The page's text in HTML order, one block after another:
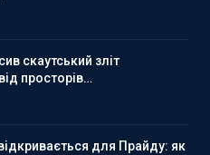
скаутський зліт
просторів…
для Прайду: як